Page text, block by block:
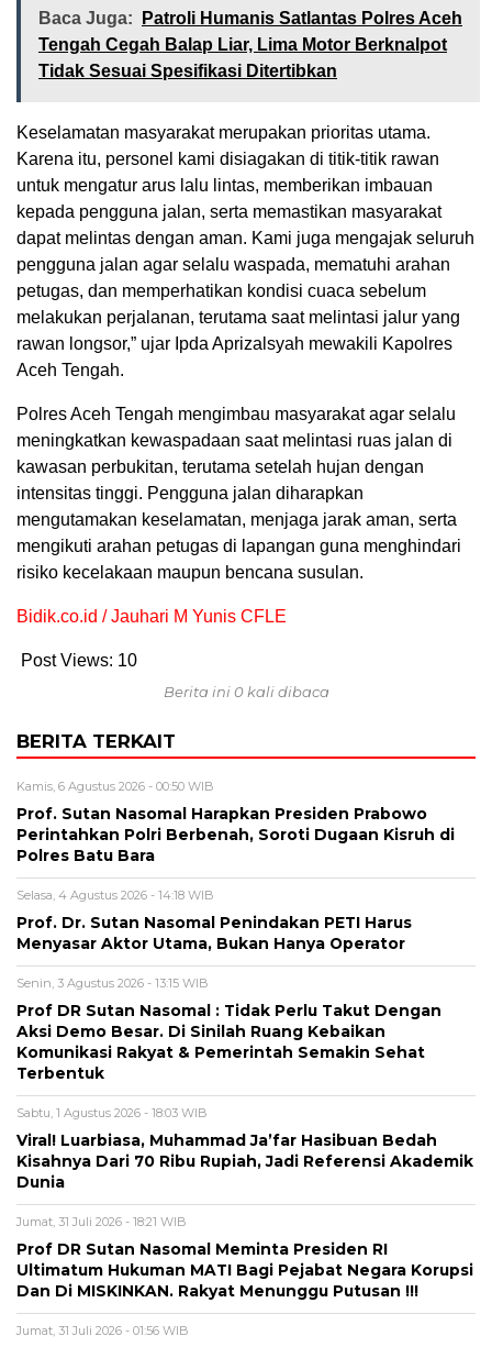
Baca Juga:
Patroli Humanis Satlantas Polres Aceh
Tengah Cegah Balap Liar, Lima Motor Berknalpot
Tidak Sesuai Spesifikasi Ditertibkan
Keselamatan masyarakat merupakan prioritas utama.
Karena itu, personel kami disiagakan di titik-titik rawan
untuk mengatur arus lalu lintas, memberikan imbauan
kepada pengguna jalan, serta memastikan masyarakat
dapat melintas dengan aman. Kami juga mengajak seluruh
pengguna jalan agar selalu waspada, mematuhi arahan
petugas, dan memperhatikan kondisi cuaca sebelum
melakukan perjalanan, terutama saat melintasi jalur yang
rawan longsor,” ujar Ipda Aprizalsyah mewakili Kapolres
Aceh Tengah.
Polres Aceh Tengah mengimbau masyarakat agar selalu
meningkatkan kewaspadaan saat melintasi ruas jalan di
kawasan perbukitan, terutama setelah hujan dengan
intensitas tinggi. Pengguna jalan diharapkan
mengutamakan keselamatan, menjaga jarak aman, serta
mengikuti arahan petugas di lapangan guna menghindari
risiko kecelakaan maupun bencana susulan.
Bidik.co.id / Jauhari M Yunis CFLE
Post Views: 10
Berita ini 0 kali dibaca
BERITA TERKAIT
Kamis, 6 Agustus 2026 - 00:50 WIB
Prof. Sutan Nasomal Harapkan Presiden Prabowo
Perintahkan Polri Berbenah, Soroti Dugaan Kisruh di
Polres Batu Bara
Selasa, 4 Agustus 2026 - 14:18 WIB
Prof. Dr. Sutan Nasomal Penindakan PETI Harus
Menyasar Aktor Utama, Bukan Hanya Operator
Senin, 3 Agustus 2026 - 13:15 WIB
Prof DR Sutan Nasomal : Tidak Perlu Takut Dengan
Aksi Demo Besar. Di Sinilah Ruang Kebaikan
Komunikasi Rakyat & Pemerintah Semakin Sehat
Terbentuk
Sabtu, 1 Agustus 2026 - 18:03 WIB
Viral! Luarbiasa, Muhammad Ja’far Hasibuan Bedah
Kisahnya Dari 70 Ribu Rupiah, Jadi Referensi Akademik
Dunia
Jumat, 31 Juli 2026 - 18:21 WIB
Prof DR Sutan Nasomal Meminta Presiden RI
Ultimatum Hukuman MATI Bagi Pejabat Negara Korupsi
Dan Di MISKINKAN. Rakyat Menunggu Putusan !!!
Jumat, 31 Juli 2026 - 01:56 WIB